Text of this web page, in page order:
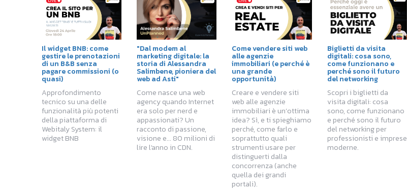
Il widget BNB: come
gestire le prenotazioni
di un B&B senza
pagare commissioni (o
quasi)
Approfondimento
tecnico su una delle
funzionalità più potenti
della piattaforma di
Webitaly System: il
widget BNB
"Dal modem al
marketing digitale: la
storia di Alessandra
Salimbene, pioniera del
web ad Asti"
Come nasce una web
agency quando Internet
era solo per nerd e
appassionati? Un
racconto di passione,
visione e... 80 milioni di
lire l'anno in CDN.
Come vendere siti web
alle agenzie
immobiliari (e perché è
una grande
opportunità)
Creare e vendere siti
web alle agenzie
immobiliari è un’ottima
idea? Sì, e ti spieghiamo
perché, come farlo e
soprattutto quali
strumenti usare per
distinguerti dalla
concorrenza (anche
quella dei grandi
portali).
Biglietti da visita
digitali: cosa sono,
come funzionano e
perché sono il futuro
del networking
Scopri i biglietti da
visita digitali: cosa
sono, come funzionano
e perché sono il futuro
del networking per
professionisti e imprese
moderne.